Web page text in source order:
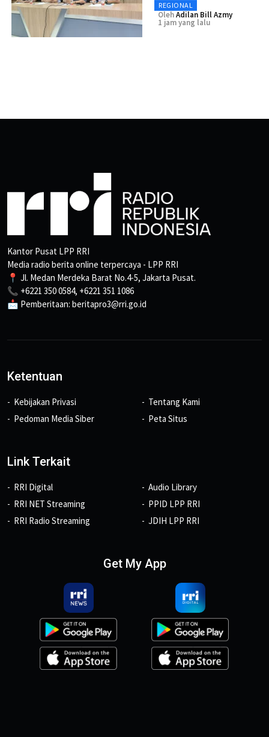
REGIONAL
OlehAdilan Bill Azmy
1 jam yang lalu
Kantor Pusat LPP RRI
Media radio berita online terpercaya - LPP RRI
📍 Jl. Medan Merdeka Barat No.4-5, Jakarta Pusat.
📞 +6221 350 0584, +6221 351 1086
📩 Pemberitaan: beritapro3@rri.go.id
Ketentuan
Kebijakan Privasi
Pedoman Media Siber
Tentang Kami
Peta Situs
Link Terkait
RRI Digital
RRI NET Streaming
RRI Radio Streaming
Audio Library
PPID LPP RRI
JDIH LPP RRI
Get My App